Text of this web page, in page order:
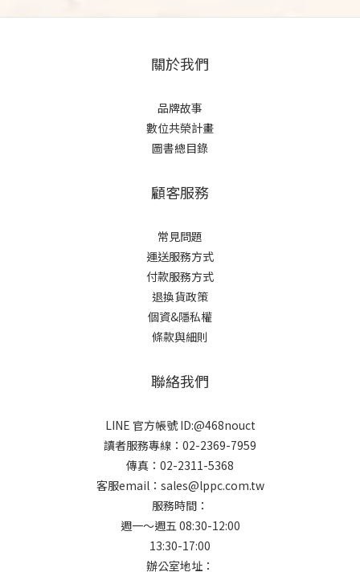
關於我們
品牌故事
數位共榮計畫
圖書總目錄
顧客服務
常見問題
運送服務方式
付款服務方式
退換貨政策
個資&隱私權
條款與細則
聯絡我們
LINE 官方帳號 ID:@468nouct
讀者服務專線：02-2369-7959
傳真：02-2311-5368
客服email：sales@lppc.com.tw
服務時間：
週一～週五 08:30-12:00
13:30-17:00
辦公室地址：